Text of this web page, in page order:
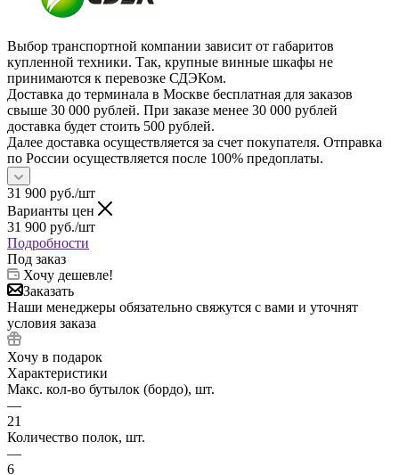
Выбор транспортной компании зависит от габаритов
купленной техники. Так, крупные винные шкафы не
принимаются к перевозке СДЭКом.
Доставка до терминала в Москве бесплатная для заказов
свыше 30 000 рублей. При заказе менее 30 000 рублей
доставка будет стоить 500 рублей.
Далее доставка осуществляется за счет покупателя. Отправка
по России осуществляется после 100% предоплаты.
31 900 руб./шт
Варианты цен
31 900 руб./шт
Подробности
Под заказ
Хочу дешевле!
Заказать
Наши менеджеры обязательно свяжутся с вами и уточнят
условия заказа
Хочу в подарок
Характеристики
Макс. кол-во бутылок (бордо), шт.
—
21
Количество полок, шт.
—
6